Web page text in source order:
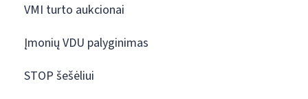
VMI turto aukcionai
Įmonių VDU palyginimas
STOP šešėliui